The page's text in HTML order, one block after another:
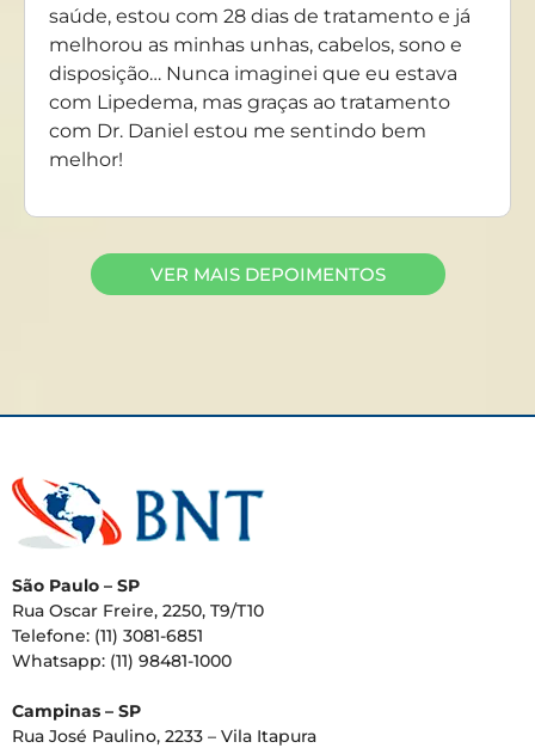
saúde, estou com 28 dias de tratamento e já
melhorou as minhas unhas, cabelos, sono e
disposição… Nunca imaginei que eu estava
com Lipedema, mas graças ao tratamento
com Dr. Daniel estou me sentindo bem
melhor!
VER MAIS DEPOIMENTOS
São Paulo – SP
Rua Oscar Freire, 2250, T9/T10
Telefone: (11) 3081-6851
Whatsapp: (11) 98481-1000
Campinas – SP
Rua José Paulino, 2233 – Vila Itapura